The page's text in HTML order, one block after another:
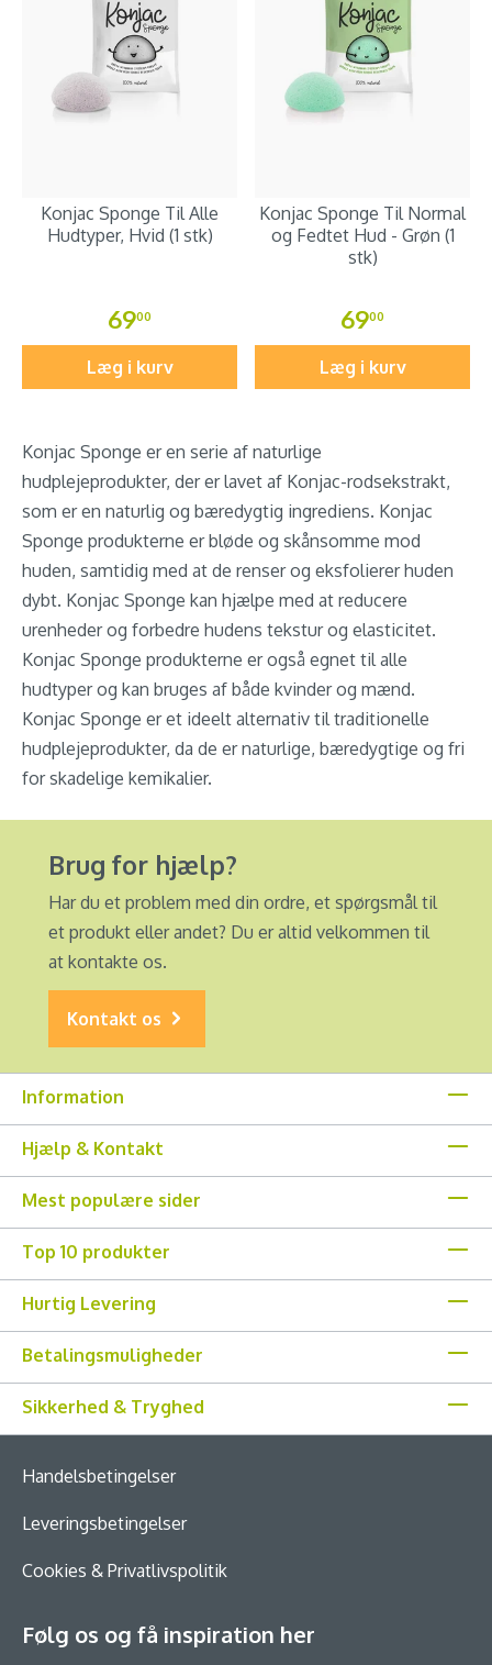
Konjac Sponge Til Alle
Hudtyper, Hvid (1 stk)
6900
Læg i kurv
Konjac Sponge Til Normal
og Fedtet Hud - Grøn (1
stk)
6900
Læg i kurv
Konjac Sponge er en serie af naturlige
hudplejeprodukter, der er lavet af Konjac-rodsekstrakt,
som er en naturlig og bæredygtig ingrediens. Konjac
Sponge produkterne er bløde og skånsomme mod
huden, samtidig med at de renser og eksfolierer huden
dybt. Konjac Sponge kan hjælpe med at reducere
urenheder og forbedre hudens tekstur og elasticitet.
Konjac Sponge produkterne er også egnet til alle
hudtyper og kan bruges af både kvinder og mænd.
Konjac Sponge er et ideelt alternativ til traditionelle
hudplejeprodukter, da de er naturlige, bæredygtige og fri
for skadelige kemikalier.
Brug for hjælp?
Har du et problem med din ordre, et spørgsmål til
et produkt eller andet? Du er altid velkommen til
at kontakte os.
Kontakt os
Information
Hjælp & Kontakt
Mest populære sider
Top 10 produkter
Hurtig Levering
Betalingsmuligheder
Sikkerhed & Tryghed
Handelsbetingelser
Leveringsbetingelser
Cookies & Privatlivspolitik
Følg os og få inspiration her